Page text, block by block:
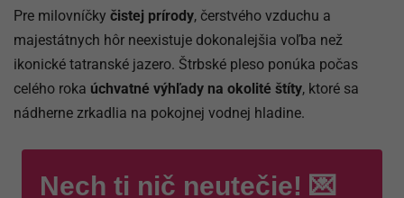
Pre milovníčky čistej prírody, čerstvého vzduchu a
majestátnych hôr neexistuje dokonalejšia voľba než
ikonické tatranské jazero. Štrbské pleso ponúka počas
celého roka úchvatné výhľady na okolité štíty, ktoré sa
nádherne zrkadlia na pokojnej vodnej hladine.
Nech ti nič neutečie! 💌